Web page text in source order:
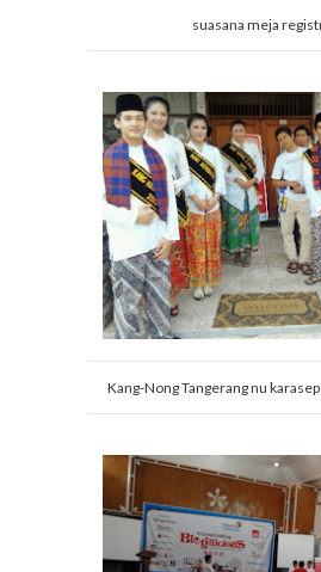
suasana meja
Kang-Nong Tangerang nu